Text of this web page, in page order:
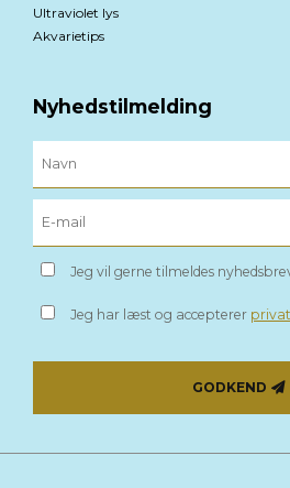
Ultraviolet lys
Akvarietips
Nyhedstilmelding
Jeg vil gerne tilmeldes
Jeg har læst og accepterer
GODKEND